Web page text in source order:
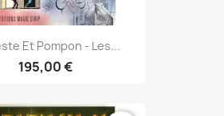
Et Pompon - Les...
195,00 €